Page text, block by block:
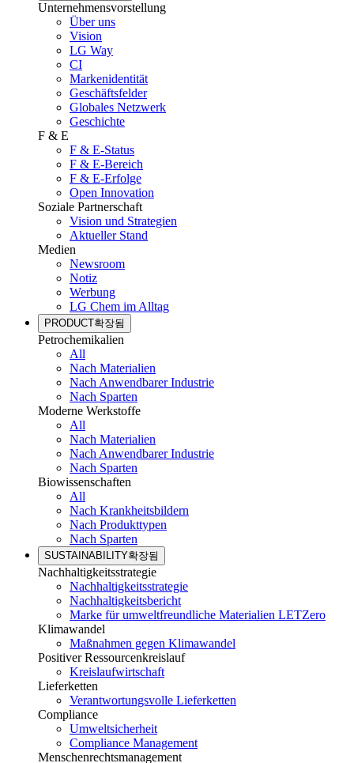
Unternehmensvorstellung
Über uns
Vision
LG Way
CI
Markenidentität
Geschäftsfelder
Globales Netzwerk
Geschichte
F & E
F & E-Status
F & E-Bereich
F & E-Erfolge
Open Innovation
Soziale Partnerschaft
Vision und Strategien
Aktueller Stand
Medien
Newsroom
Notiz
Werbung
LG Chem im Alltag
PRODUCT확장됨
Petrochemikalien
All
Nach Materialien
Nach Anwendbarer Industrie
Nach Sparten
Moderne Werkstoffe
All
Nach Materialien
Nach Anwendbarer Industrie
Nach Sparten
Biowissenschaften
All
Nach Krankheitsbildern
Nach Produkttypen
Nach Sparten
SUSTAINABILITY확장됨
Nachhaltigkeitsstrategie
Nachhaltigkeitsstrategie
Nachhaltigkeitsbericht
Marke für umweltfreundliche Materialien LETZero
Klimawandel
Maßnahmen gegen Klimawandel
Positiver Ressourcenkreislauf
Kreislaufwirtschaft
Lieferketten
Verantwortungsvolle Lieferketten
Compliance
Umweltsicherheit
Compliance Management
Menschenrechtsmanagement